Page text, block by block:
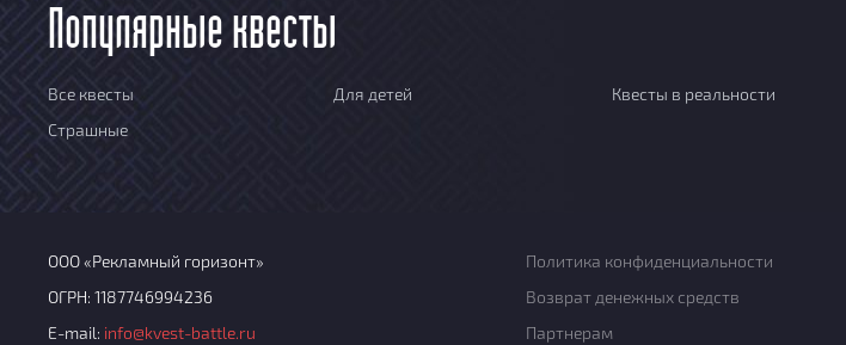
Популярные квесты
Все квесты Для детей Квесты в реальности
Страшные
ООО «Рекламный горизонт»
ОГРН: 1187746994236
E-mail: info@kvest-battle.ru
Политика конфиденциальности
Возврат денежных средств
Партнерам